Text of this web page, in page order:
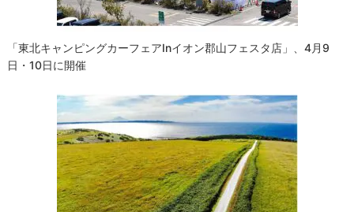
「東北キャンピングカーフェアinイオン郡山フェスタ店」、4月9
日・10日に開催